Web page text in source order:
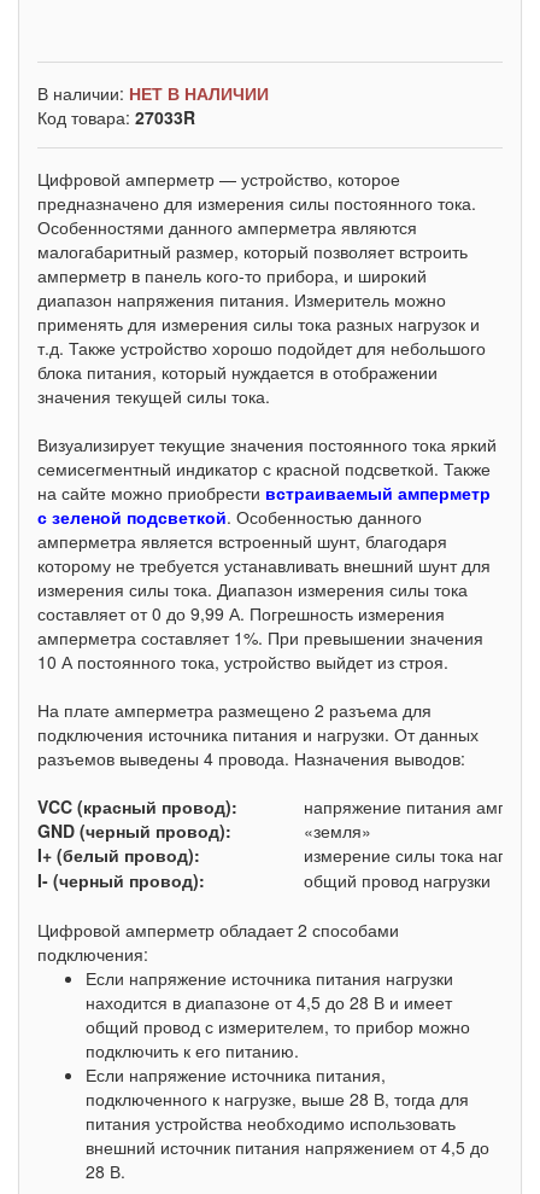
В наличии: НЕТ В НАЛИЧИИ
Код товара: 27033R
Цифровой амперметр — устройство, которое
предназначено для измерения силы постоянного тока.
Особенностями данного амперметра являются
малогабаритный размер, который позволяет встроить
амперметр в панель кого-то прибора, и широкий
диапазон напряжения питания. Измеритель можно
применять для измерения силы тока разных нагрузок и
т.д. Также устройство хорошо подойдет для небольшого
блока питания, который нуждается в отображении
значения текущей силы тока.
Визуализирует текущие значения постоянного тока яркий
семисегментный индикатор с красной подсветкой. Также
на сайте можно приобрести встраиваемый амперметр
с зеленой подсветкой. Особенностью данного
амперметра является встроенный шунт, благодаря
которому не требуется устанавливать внешний шунт для
измерения силы тока. Диапазон измерения силы тока
составляет от 0 до 9,99 А. Погрешность измерения
амперметра составляет 1%. При превышении значения
10 А постоянного тока, устройство выйдет из строя.
На плате амперметра размещено 2 разъема для
подключения источника питания и нагрузки. От данных
разъемов выведены 4 провода. Назначения выводов:
VCC (красный провод):
напряжение питания
GND (черный провод):
«земля»
I+ (белый провод):
измерение силы тока
I- (черный провод):
общий провод нагрузки
Цифровой амперметр обладает 2 способами
подключения:
Если напряжение источника питания нагрузки
находится в диапазоне от 4,5 до 28 В и имеет
общий провод с измерителем, то прибор можно
подключить к его питанию.
Если напряжение источника питания,
подключенного к нагрузке, выше 28 В, тогда для
питания устройства необходимо использовать
внешний источник питания напряжением от 4,5 до
28 В.